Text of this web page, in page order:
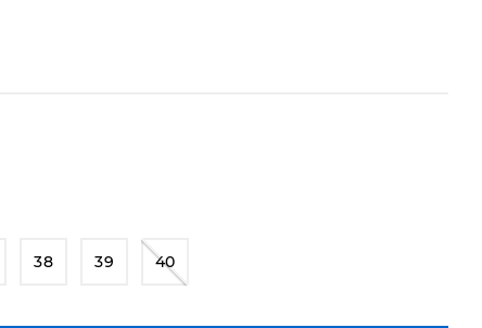
38 39 40